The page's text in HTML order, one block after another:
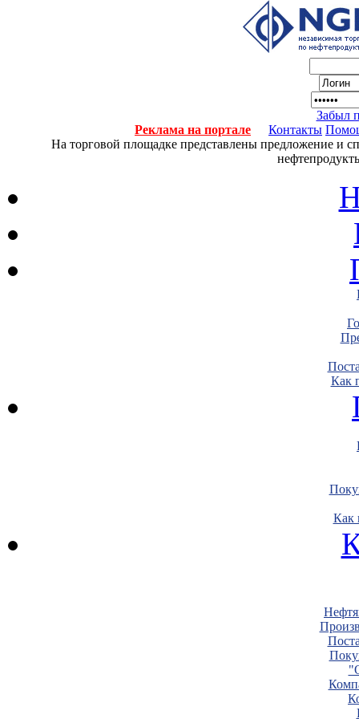
Забыл
Реклама на портале
Контакты
На торговой площадке представлены предложение и
Как
Как